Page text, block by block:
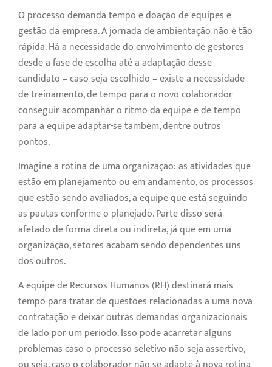
O processo demanda tempo e doação de equipes e
gestão da empresa. A jornada de ambientação não é tão
rápida. Há a necessidade do envolvimento de gestores
desde a fase de escolha até a adaptação desse
candidato – caso seja escolhido – existe a necessidade
de treinamento, de tempo para o novo colaborador
conseguir acompanhar o ritmo da equipe e de tempo
para a equipe adaptar-se também, dentre outros
pontos.
Imagine a rotina de uma organização: as atividades que
estão em planejamento ou em andamento, os processos
que estão sendo avaliados, a equipe que está seguindo
as pautas conforme o planejado. Parte disso será
afetado de forma direta ou indireta, já que em uma
organização, setores acabam sendo dependentes uns
dos outros.
A equipe de Recursos Humanos (RH) destinará mais
tempo para tratar de questões relacionadas a uma nova
contratação e deixar outras demandas organizacionais
de lado por um período. Isso pode acarretar alguns
problemas caso o processo seletivo não seja assertivo,